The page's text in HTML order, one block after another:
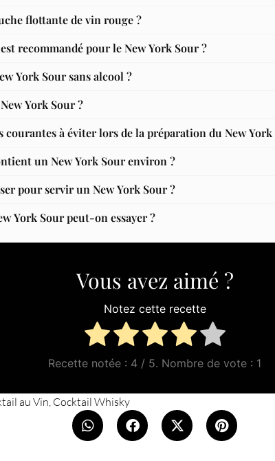
flottante de vin rouge ?
recommandé pour le New York Sour ?
York Sour sans alcool ?
York Sour ?
courantes à éviter lors de la préparation du New York
un New York Sour environ ?
pour servir un New York Sour ?
York Sour peut-on essayer ?
Vous avez aimé ?
Notez cette recette
Recette notée : 4 / 5. Nombre de vote : 1
au Vin, Cocktail Whisky